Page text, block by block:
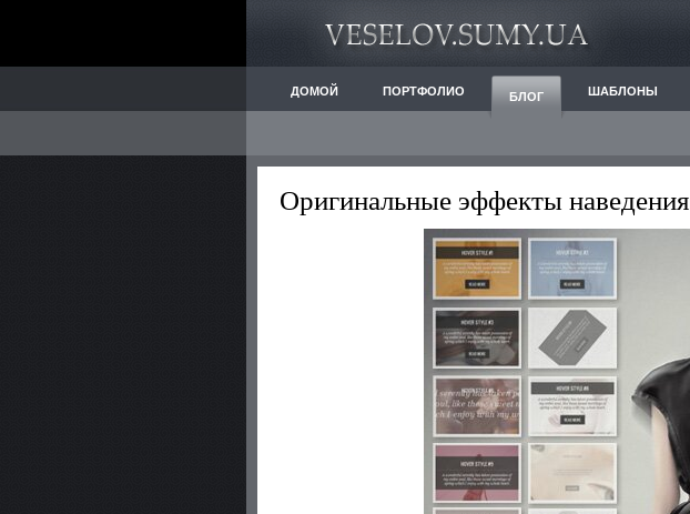
ДОМОЙ ПОРТФОЛИО БЛОГ ШАБЛОНЫ
Оригинальные эффекты наведения